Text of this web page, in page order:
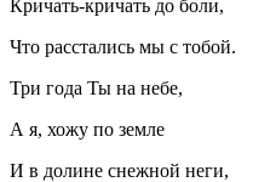
Кричать-кричать до боли,
Что расстались мы с тобой.
Три года Ты на небе,
А я, хожу по земле
И в долине снежной неги,